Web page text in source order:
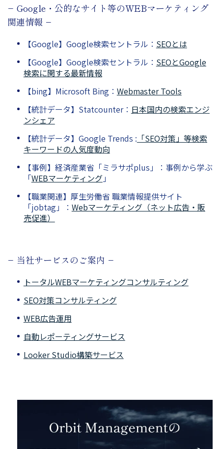
− Google・公的なサイト等のWEBマーケティング
関連情報 −
【Google】Google検索セントラル： SEOとは
【Google】Google検索セントラル： SEOとGoogle
検索に関する最新情報
【bing】Microsoft Bing： Webmaster Tools
【統計データ】Statcounter： 日本国内の検索エンジ
ンシェア
【統計データ】Google Trends : 「SEO対策」等検索
キーワードの人気度動向
【事例】経済産業省「ミラサポplus」：事例から学ぶ
「WEBマーケティング 」
【職業関連】厚生労働省 職業情報提供サイト
「jobtag」： Webマーケティング（ネット広告・販
売促進）
− 当社サービスのご案内 −
トータルWEBマーケティングコンサルティング
SEO対策コンサルティング
WEB広告運用
自動レポーティングサービス
Looker Studio構築サービス